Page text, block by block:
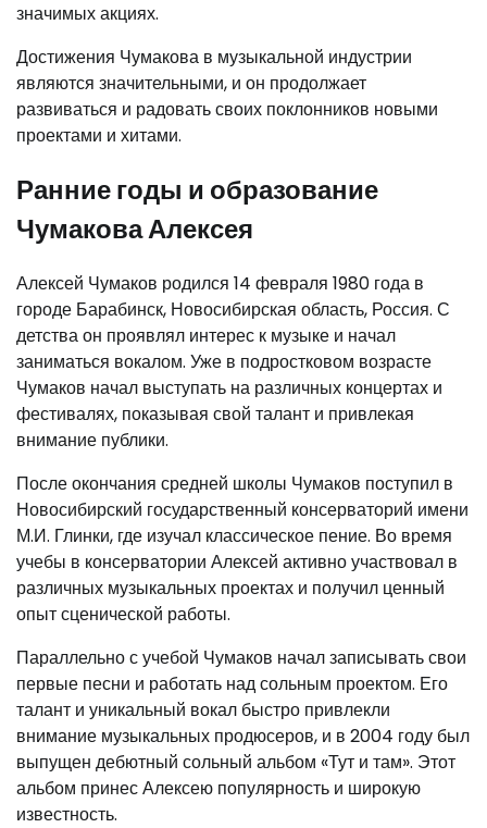
значимых акциях.
Достижения Чумакова в музыкальной индустрии
являются значительными, и он продолжает
развиваться и радовать своих поклонников новыми
проектами и хитами.
Ранние годы и образование
Чумакова Алексея
Алексей Чумаков родился 14 февраля 1980 года в
городе Барабинск, Новосибирская область, Россия. С
детства он проявлял интерес к музыке и начал
заниматься вокалом. Уже в подростковом возрасте
Чумаков начал выступать на различных концертах и
фестивалях, показывая свой талант и привлекая
внимание публики.
После окончания средней школы Чумаков поступил в
Новосибирский государственный консерваторий имени
М.И. Глинки, где изучал классическое пение. Во время
учебы в консерватории Алексей активно участвовал в
различных музыкальных проектах и получил ценный
опыт сценической работы.
Параллельно с учебой Чумаков начал записывать свои
первые песни и работать над сольным проектом. Его
талант и уникальный вокал быстро привлекли
внимание музыкальных продюсеров, и в 2004 году был
выпущен дебютный сольный альбом «Тут и там». Этот
альбом принес Алексею популярность и широкую
известность.